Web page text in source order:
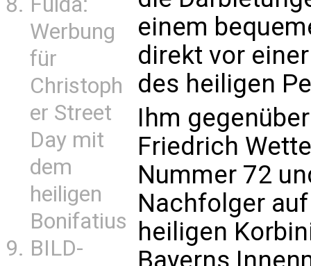
Werbung
für
Christoph
er Street
Day mit
dem
heiligen
Bonifatius
BILD-
einem
direkt vor
des heiligen
Ihm
Friedrich
Nummer 72
Nachfolger
heiligen